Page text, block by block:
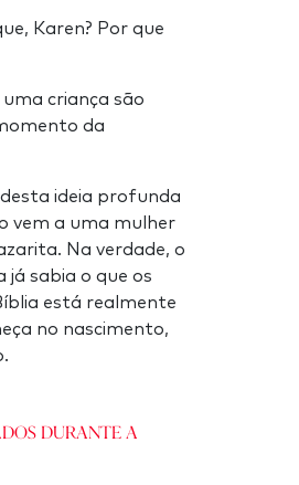
Karen? Por que
criança são
da
ideia profunda
vem a uma mulher
Na verdade, o
já sabia o que os
está realmente
no nascimento,
durante a